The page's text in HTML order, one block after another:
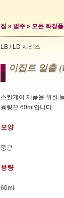
집 » 범주 » 모든 화장품
LB / LD 시리즈
이집트 일출
스킨케어 제품을 위한
용량은 60ml입니다.
모양
둥근
용량
60ml